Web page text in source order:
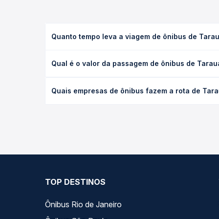
Quanto tempo leva a viagem de ônibus de
leito) e as condições de tráfego. Na Quero
Qual é o valor da passagem de ônibus de
a antecedência da compra. Na Quero Passagem
Quais empresas de ônibus fazem a rota de
TOP DESTINOS
Ônibus Rio de Janeiro